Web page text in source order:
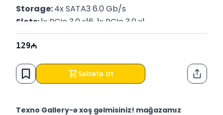
Storage: 4x SATA3 6.0 Gb/s
Slots: 1x PCIe 3.0 x16, 1x PCIe 3.0 x1
Form Factor: Micro ATX 197 x 188 mm
Zəmanət:
129
Səbətə at
Texno Gallery-ə xoş gəlmisiniz! mağazamız